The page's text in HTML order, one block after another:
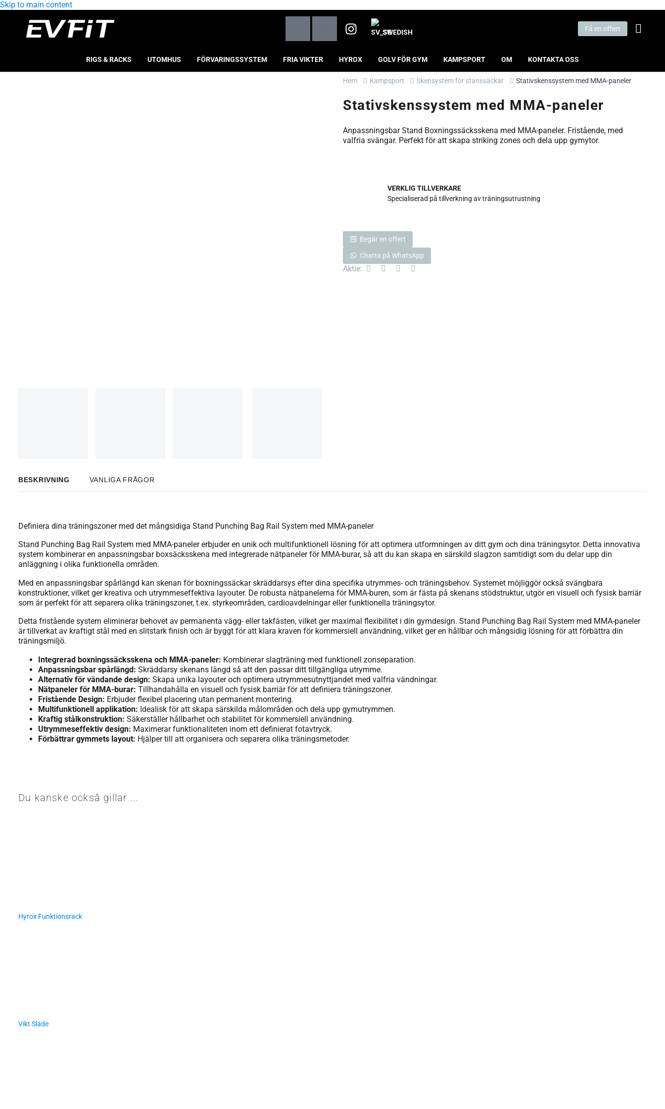
Skip to main content
SWEDISH Få en offert
RIGS & RACKS UTOMHUS FÖRVARINGSSYSTEM FRIA VIKTER HYROX GOLV FÖR GYM KAMPSPORT OM KONTAKTA OSS
Hem Kampsport Skensystem för stanssäckar Stativskenssystem med MMA-paneler
Stativskenssystem med MMA-paneler
Anpassningsbar Stand Boxningssäcksskena med MMA-paneler. Fristående, med
valfria svängar. Perfekt för att skapa striking zones och dela upp gymytor.
VERKLIG TILLVERKARE
Specialiserad på tillverkning av träningsutrustning
Begär en offert
Chatta på WhatsApp
Aktie:
BESKRIVNING VANLIGA FRÅGOR
Definiera dina träningszoner med det mångsidiga Stand Punching Bag Rail System med MMA-paneler
Stand Punching Bag Rail System med MMA-paneler erbjuder en unik och multifunktionell lösning för att optimera utformningen av ditt gym och dina träningsytor. Detta innovativa
system kombinerar en anpassningsbar boxsäcksskena med integrerade nätpaneler för MMA-burar, så att du kan skapa en särskild slagzon samtidigt som du delar upp din
anläggning i olika funktionella områden.
Med en anpassningsbar spårlängd kan skenan för boxningssäckar skräddarsys efter dina specifika utrymmes- och träningsbehov. Systemet möjliggör också svängbara
konstruktioner, vilket ger kreativa och utrymmeseffektiva layouter. De robusta nätpanelerna för MMA-buren, som är fästa på skenans stödstruktur, utgör en visuell och fysisk barriär
som är perfekt för att separera olika träningszoner, t.ex. styrkeområden, cardioavdelningar eller funktionella träningsytor.
Detta fristående system eliminerar behovet av permanenta vägg- eller takfästen, vilket ger maximal flexibilitet i din gymdesign. Stand Punching Bag Rail System med MMA-paneler
är tillverkat av kraftigt stål med en slitstark finish och är byggt för att klara kraven för kommersiell användning, vilket ger en hållbar och mångsidig lösning för att förbättra din
träningsmiljö.
Integrerad boxningssäcksskena och MMA-paneler: Kombinerar slagträning med funktionell zonseparation.
Anpassningsbar spårlängd: Skräddarsy skenans längd så att den passar ditt tillgängliga utrymme.
Alternativ för vändande design: Skapa unika layouter och optimera utrymmesutnyttjandet med valfria vändningar.
Nätpaneler för MMA-burar: Tillhandahålla en visuell och fysisk barriär för att definiera träningszoner.
Fristående Design: Erbjuder flexibel placering utan permanent montering.
Multifunktionell applikation: Idealisk för att skapa särskilda målområden och dela upp gymutrymmen.
Kraftig stålkonstruktion: Säkerställer hållbarhet och stabilitet för kommersiell användning.
Utrymmeseffektiv design: Maximerar funktionaliteten inom ett definierat fotavtryck.
Förbättrar gymmets layout: Hjälper till att organisera och separera olika träningsmetoder.
Du kanske också gillar ...
Hyrox Funktionsrack
Vikt Släde